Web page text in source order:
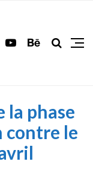
la phase
contre le